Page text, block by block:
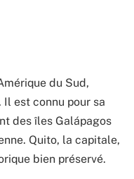
du Sud,
Il est connu pour sa
des îles Galápagos
Quito, la capitale,
bien préservé.